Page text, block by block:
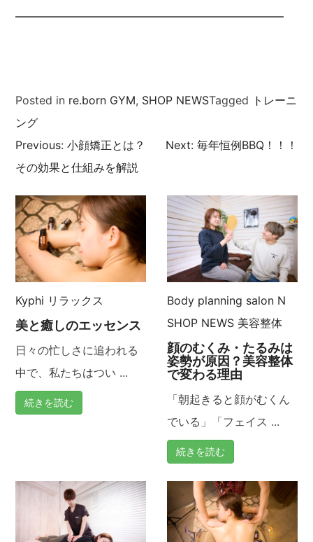
――――――――――――――――――――――――
Posted in re.born GYM, SHOP NEWSTagged トレーニ
ング
投
ナ
ビ
ゲ
ー
シ
ョ
ン
Previous: 小顔矯正とは？
その効果と仕組みを解説
Next: 毎年恒例BBQ！！！
Kyphi リラックス
美と癒しのエッセンス
日々の忙しさに追われる
中で、私たちはつい ...
続きを読む
Body planning salon N
SHOP NEWS 美容整体
顔のむくみ・たるみは
姿勢が原因？美容整体
で変わる理由
「朝起きると顔がむくん
でいる」「フェイス ...
続きを読む